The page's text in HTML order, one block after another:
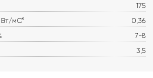
175
Вт/мС°
0,36
7-8
3,5